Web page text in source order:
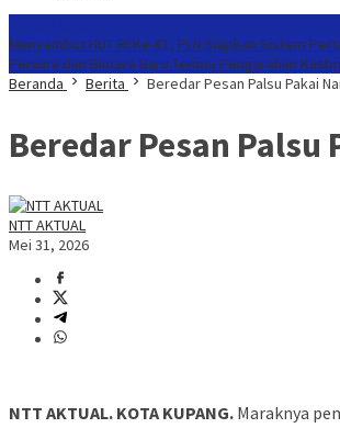
Menyambut HUT RI Ke-81, PLN Siapkan Sistem
Perwira dan Bintara Baru Terima Pengarahan
Beranda
Berita Beredar Pesan Palsu Pakai
Beredar Pesan
NTT AKTUAL
Mei 31, 2026
NTT AKTUAL. KOTA KUPANG. Maraknya